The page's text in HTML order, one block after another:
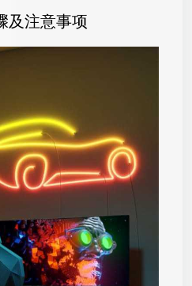
及注意事项